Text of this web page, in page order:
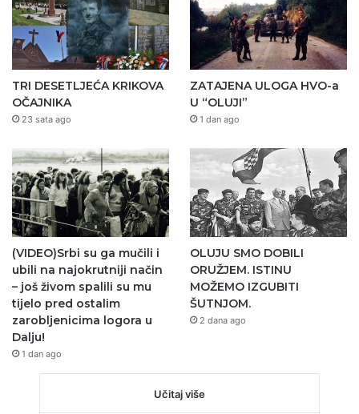
TRI DESETLJEĆA KRIKOVA
OČAJNIKA
23 sata ago
ZATAJENA ULOGA HVO-a
U “OLUJI”
1 dan ago
(VIDEO)Srbi su ga mučili i
ubili na najokrutniji način
– još živom spalili su mu
tijelo pred ostalim
zarobljenicima logora u
Dalju!
1 dan ago
OLUJU SMO DOBILI
ORUŽJEM. ISTINU
MOŽEMO IZGUBITI
ŠUTNJOM.
2 dana ago
Učitaj više